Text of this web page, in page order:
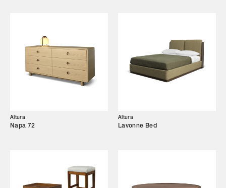
Altura
Napa 72
Altura
Lavonne Bed